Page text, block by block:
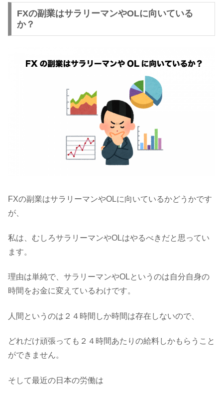
FXの副業はサラリーマンやOLに向いている
か？
FXの副業はサラリーマンやOLに向いているかどうかです
が、
私は、むしろサラリーマンやOLはやるべきだと思ってい
ます。
理由は単純で、サラリーマンやOLというのは自分自身の
時間をお金に変えているわけです。
人間というのは２４時間しか時間は存在しないので、
どれだけ頑張っても２４時間あたりの給料しかもらうこと
ができません。
そして最近の日本の労働は